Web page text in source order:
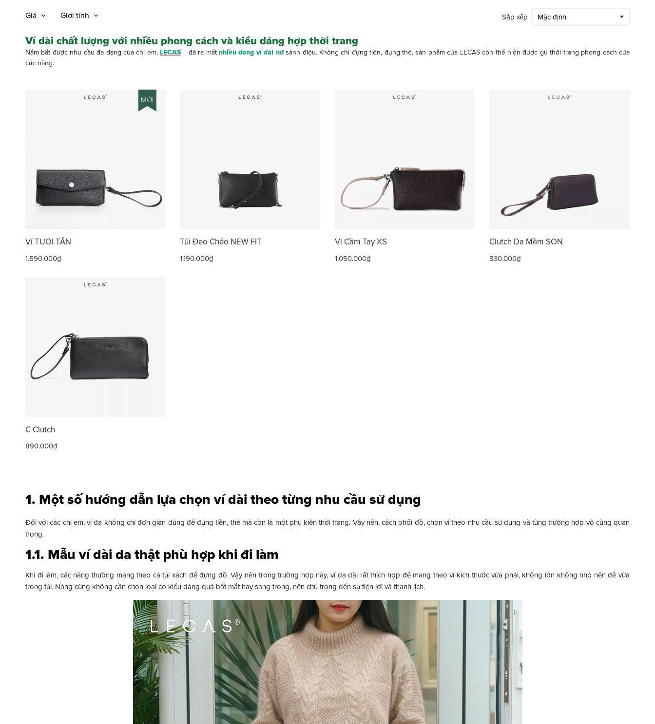
Giá Giới tính Sắp xếp
Ví dài chất lượng với nhiều phong cách và kiểu dáng hợp thời trang
Nắm bắt được nhu cầu đa dạng của chị em,LECAS đã ra mắt nhiều dòng ví dài nữsành điệu. Không chỉ đựng tiền, đựng thẻ, sản phẩm của LECAS còn thể hiện được gu thời trang phong cách của
các nàng.
MỚI
Ví TƯƠI TẮN
1.590.000₫
Túi Đeo Chéo NEW FIT
1.190.000₫
Ví Cầm Tay XS
1.050.000₫
Clutch Da Mềm SON
830.000₫
C Clutch
890.000₫
1. Một số hướng dẫn lựa chọn ví dài theo từng nhu cầu sử dụng
Đối với các chị em, ví da không chỉ đơn giản dùng để đựng tiền, thẻ mà còn là một phụ kiện thời trang. Vậy nên, cách phối đồ, chọn ví theo nhu cầu sử dụng và từng trường hợp vô cùng quan
trọng.
1.1. Mẫu ví dài da thật phù hợp khi đi làm
Khi đi làm, các nàng thường mang theo cả túi xách để đựng đồ. Vậy nên trong trường hợp này, ví da dài rất thích hợp để mang theo vì kích thước vừa phải, không lớn không nhỏ nên để vừa
trong túi. Nàng cũng không cần chọn loại có kiểu dáng quá bắt mắt hay sang trọng, nên chú trọng đến sự tiện lợi và thanh lịch.